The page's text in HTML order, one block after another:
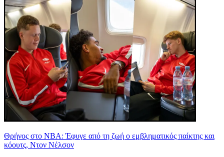
Θρήνος στο NBA: Έφυγε από τη ζωή ο εμβληματικός παίκτης και
κόουτς, Ντον Νέλσον